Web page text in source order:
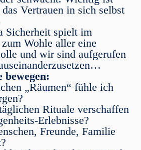
Vertrauen in sich selbst
Sicherheit spielt im
zum Wohle aller eine
und wir sind aufgerufen
bewegen:
„Räumen“ fühle ich
Rituale verschaffen
Erlebnisse?
Freunde, Familie